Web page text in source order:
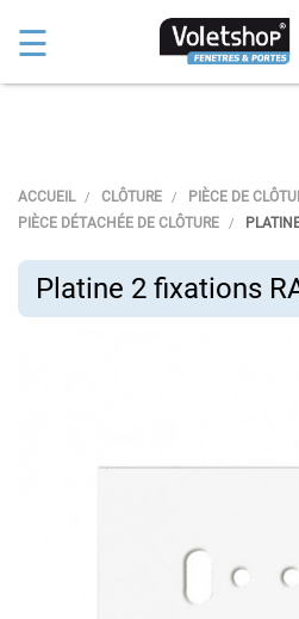
Basculer
la
☰
ACCUEIL CLÔTURE
PIÈCE DE
PIÈCE DÉTACHÉE DE CLÔTURE
Platine 2 fixations